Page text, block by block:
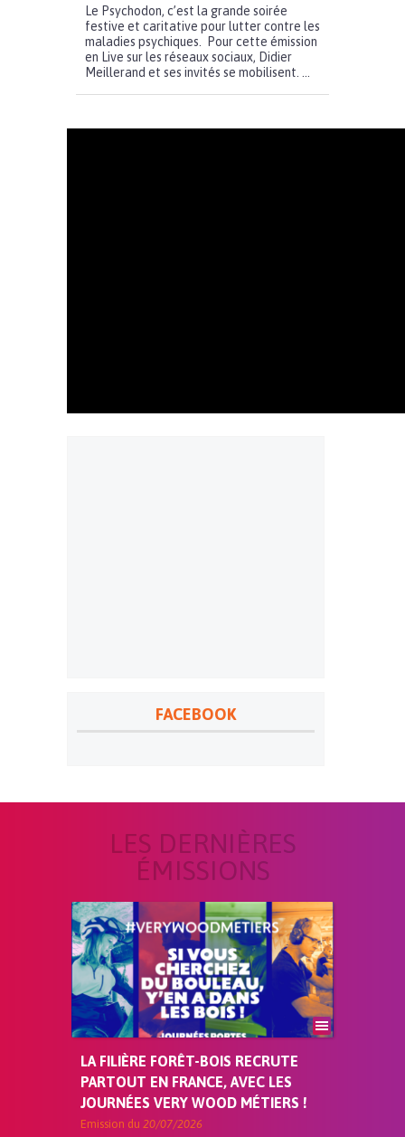
Le Psychodon, c’est la grande soirée
festive et caritative pour lutter contre les
maladies psychiques. Pour cette émission
en Live sur les réseaux sociaux, Didier
Meillerand et ses invités se mobilisent. ...
FACEBOOK
LES DERNIÈRES
ÉMISSIONS
LA FILIÈRE FORÊT-BOIS RECRUTE
PARTOUT EN FRANCE, AVEC LES
JOURNÉES VERY WOOD MÉTIERS !
Emission du 20/07/2026